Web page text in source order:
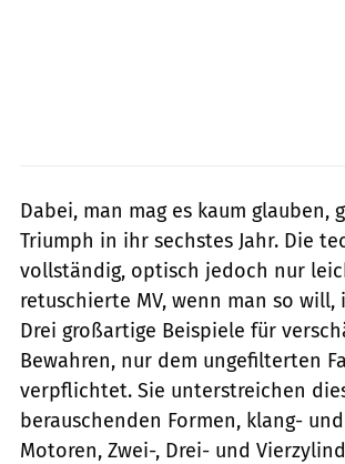
Dabei, man mag es kaum glauben,
Triumph in ihr sechstes Jahr. Die
vollständig, optisch jedoch nur
retuschierte MV, wenn man so
Drei großartige Beispiele für
Bewahren, nur dem ungefilterten
verpflichtet. Sie unterstreichen
berauschenden Formen, klang-
Motoren, Zwei-, Drei- und